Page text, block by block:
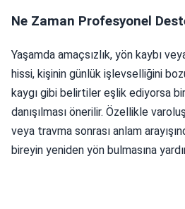
Ne Zaman Profesyonel
Yaşamda amaçsızlık, yön kaybı
hissi, kişinin günlük işlevselliğini
kaygı gibi belirtiler eşlik ediyorsa
danışılması önerilir. Özellikle
veya travma sonrası anlam
bireyin yeniden yön bulmasına